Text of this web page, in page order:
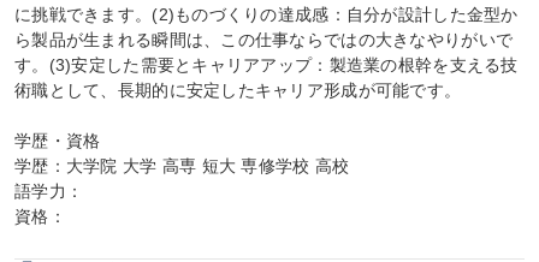
に挑戦できます。(2)ものづくりの達成感：自分が設計した金型か
ら製品が生まれる瞬間は、この仕事ならではの大きなやりがいで
す。(3)安定した需要とキャリアアップ：製造業の根幹を支える技
術職として、長期的に安定したキャリア形成が可能です。
学歴・資格
学歴：大学院 大学 高専 短大 専修学校 高校
語学力：
資格：